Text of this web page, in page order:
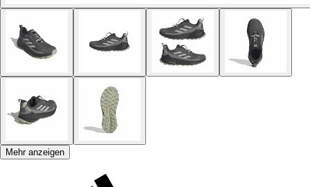
Mehr anzeigen